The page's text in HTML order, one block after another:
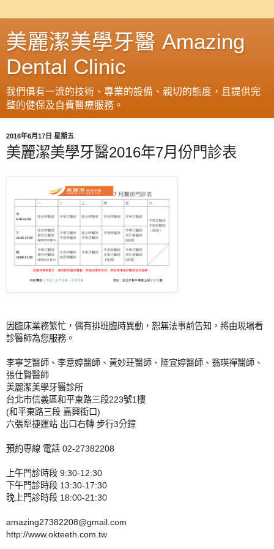
美麗潔美學牙醫 Amazing
Dental Clinic
我們俱有一流的技術、專業的設備、親切的態度，且提供完
整的健保及自費醫療服務。
2016年6月17日 星期五
美麗潔美學牙醫2016年7月份門診表
因臨床業務繁忙，偶有排班臨時異動，恕無法事前告知，將由現場看
診醫師為您服務。
李寧芝醫師、李意婷醫師、黃妙玨醫師、陸宜婷醫師、翁瑛禪醫師、
張仕賢醫師
美麗潔美學牙醫診所
台北市信義區和平東路三段223號1樓
(和平東路三段 嘉興街口)
六張犁捷運站 出口右轉 步行3分鐘
預約專線 電話 02-27382208
上午門診時段 9:30-12:30
下午門診時段 13:30-17:30
晚上門診時段 18:00-21:30
amazing27382208@gmail.com
http://www.okteeth.com.tw